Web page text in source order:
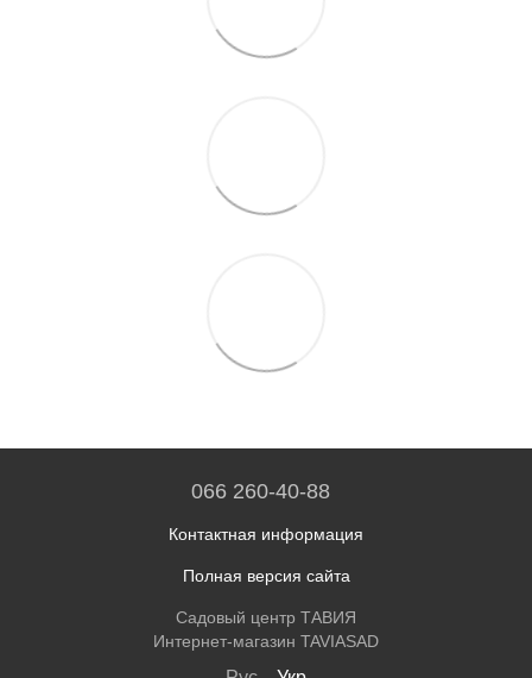
066 260-40-88
Контактная информация
Полная версия сайта
Садовый центр ТАВИЯ
Интернет-магазин TAVIASAD